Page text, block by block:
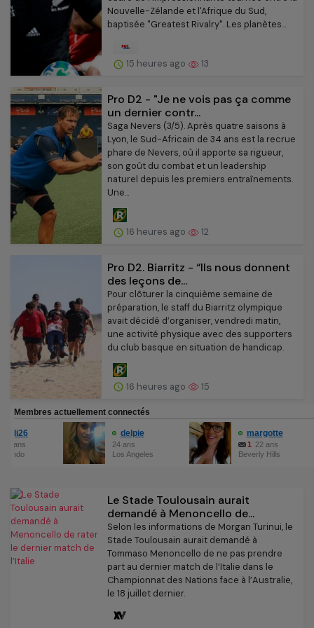
Nouvelle-Zélande et l'Afrique du Sud,
baptisée "Greatest Rivalry". Les planètes...
15 heures ago 13
Pro D2 - "Je ne vois pas ça comme
un dernier contr...
Saga Nevers (3/5). Après quatre saisons à
Lyon, le Sud-Africain de 34 ans est la recrue
phare de Nevers, où il apporte sa rigueur,
son goût du combat et un leadership
naturel depuis les premiers entraînements.
Une...
16 heures ago 12
Pro D2. Biarritz - “Ils nous donnent
des leçons de...
Pour clôturer la cinquième semaine de
préparation, le staff du Biarritz olympique
avait décidé d’organiser, vendredi matin,
une activité physique avec des supporters
du club basque en situation de handicap.
16 heures ago 15
Le Stade Toulousain aurait
demandé à Menoncello de...
Selon les informations de Morgan Turinui, le
Stade Toulousain aurait demandé à
Tommaso Menoncello de ne pas prendre
part au dernier match de l’Italie dans le
Championnat des Nations face à l’Australie,
le 18 juillet dernier.